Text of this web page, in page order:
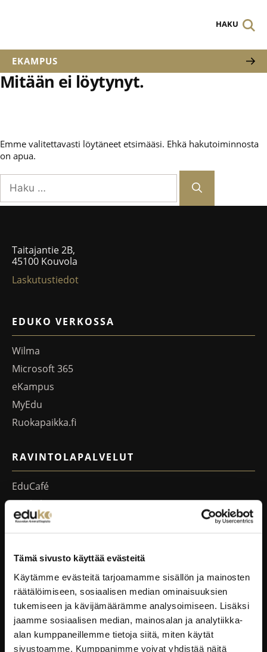
Tämä sivusto käyttää evästeitä
Käytämme evästeitä tarjoamamme sisällön ja mainosten
räätälöimiseen, sosiaalisen median ominaisuuksien
tukemiseen ja kävijämäärämme analysoimiseen. Lisäksi
jaamme sosiaalisen median, mainosalan ja analytiikka-
alan kumppaneillemme tietoja siitä, miten käytät
sivustoamme. Kumppanimme voivat yhdistää näitä
HAKU
EKAMPUS
Mitään ei löytynyt.
Emme valitettavasti löytäneet etsimääsi. Ehkä hakutoiminnosta
on apua.
Taitajantie 2B,
45100 Kouvola
Laskutustiedot
EDUKO VERKOSSA
Wilma
Microsoft 365
eKampus
MyEdu
Ruokapaikka.fi
RAVINTOLAPALVELUT
EduCafé
Ruokalistat
Kokous-, koulutus- ja juhlapalvelut
YRITYKSILLE
Työelämäpalvelut
Kortti- ja pätevyyskoulutukset
Oppisopimus